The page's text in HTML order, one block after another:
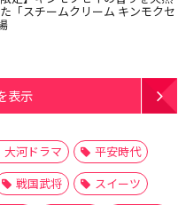
「スチームクリーム キンモクセ
表示
大河ドラマ
平安時代
戦国武将
スイーツ